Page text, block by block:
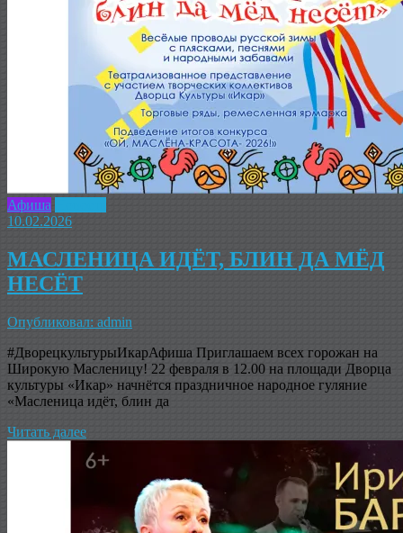
Афиша
10.02.2026
МАСЛЕНИЦА ИДЁТ, БЛИН ДА МЁД
НЕСЁТ
Опубликовал: admin
#ДворецкультурыИкарАфиша Приглашаем всех горожан на
Широкую Масленицу! 22 февраля в 12.00 на площади Дворца
культуры «Икар» начнётся праздничное народное гуляние
«Масленица идёт, блин да
Читать далее